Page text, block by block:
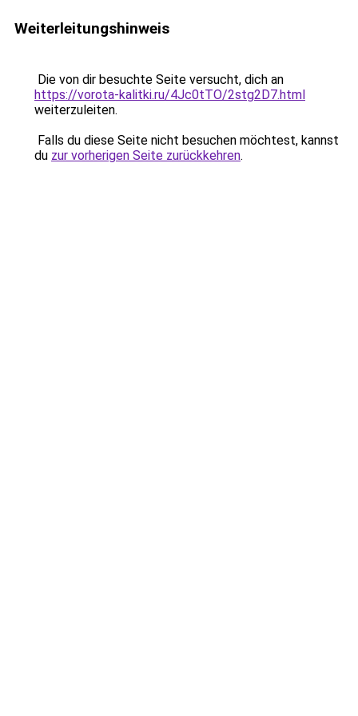
Weiterleitungshinweis
Die von dir besuchte Seite versucht, dich an
https://vorota-kalitki.ru/4Jc0tTO/2stg2D7.html
weiterzuleiten.
Falls du diese Seite nicht besuchen möchtest, kannst
du zur vorherigen Seite zurückkehren.